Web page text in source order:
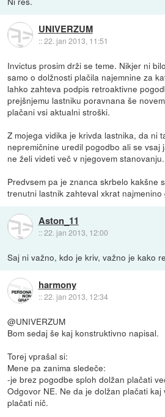
UNIVERZUM
::22. jan 2013, 11:51
Invictus prosim drži se teme. Nikjer ni
samo o dolžnosti plačila najemnine za
lahko zahteva podpis retroaktivne
prejšnjemu lastniku poravnana še
plačani vsi aktualni stroški.
Z mojega vidika je krivda lastnika, da ni
nepremičnine uredil pogodbo ali se vsaj
ne želi videti več v njegovem stanovanju.
Predvsem pa je znanca skrbelo kakšne
trenutni lastnik zahteval xkrat
Aston_11
::22. jan 2013, 12:00
Saj ni važno, kdo je kriv, važno je kako
harmony
::22. jan 2013, 12:34
@UNIVERZUM
Bom sedaj še kaj konstruktivno napisal.
Torej vprašal si:
Mene pa zanima sledeče:
-je brez pogodbe sploh dolžan plačati
Odgovor NE. Ne da je dolžan plačati kaj
plačati nič.